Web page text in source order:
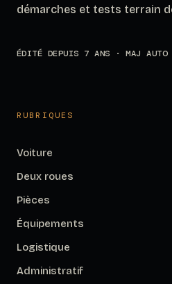
démarches et tests terrain
ÉDITÉ DEPUIS 7 ANS · MAJ AUTO
RUBRIQUES
Voiture
Deux roues
Pièces
Équipements
Logistique
Administratif